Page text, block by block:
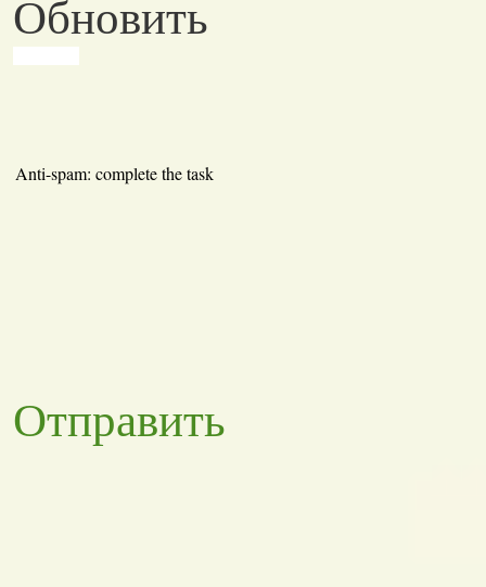
Обновить
Anti-spam: complete the task
Отправить